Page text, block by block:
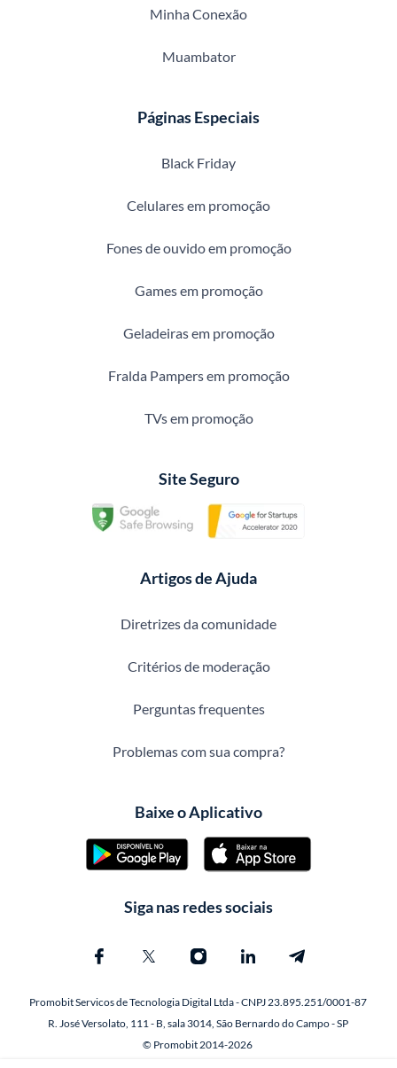
Minha Conexão
Muambator
Páginas Especiais
Black Friday
Celulares em promoção
Fones de ouvido em promoção
Games em promoção
Geladeiras em promoção
Fralda Pampers em promoção
TVs em promoção
Site Seguro
Artigos de Ajuda
Diretrizes da comunidade
Critérios de moderação
Perguntas frequentes
Problemas com sua compra?
Baixe o Aplicativo
Siga nas redes sociais
Promobit Servicos de Tecnologia Digital Ltda - CNPJ 23.895.251/0001-87
R. José Versolato, 111 - B, sala 3014, São Bernardo do Campo - SP
© Promobit 2014-2026